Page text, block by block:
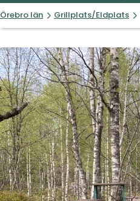
Örebro län Grillplats/Eldplats